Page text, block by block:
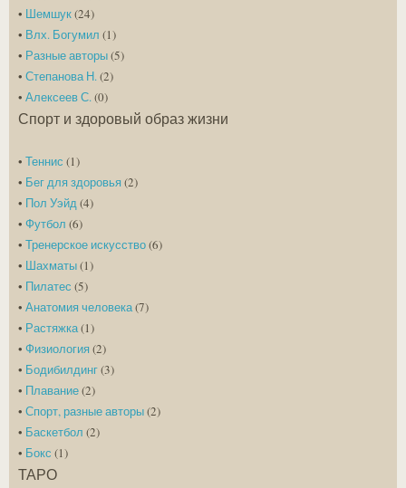
• Шемшук(24)
• Влх. Богумил (1)
• Разные авторы(5)
• Степанова Н. (2)
• Алексеев С. (0)
Спорт и здоровый образ жизни
• Теннис (1)
• Бег для здоровья(2)
• Пол Уэйд (4)
• Футбол (6)
• Тренерское искусство(6)
• Шахматы(1)
• Пилатес (5)
• Анатомия человека(7)
• Растяжка(1)
• Физиология(2)
• Бодибилдинг(3)
• Плавание(2)
• Спорт, разные авторы(2)
• Баскетбол (2)
• Бокс (1)
ТАРО